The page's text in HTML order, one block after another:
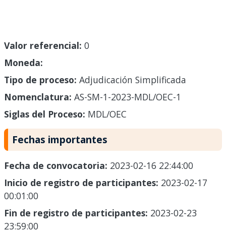
Valor referencial: 0
Moneda:
Tipo de proceso: Adjudicación Simplificada
Nomenclatura: AS-SM-1-2023-MDL/OEC-1
Siglas del Proceso: MDL/OEC
Fechas importantes
Fecha de convocatoria: 2023-02-16 22:44:00
Inicio de registro de participantes: 2023-02-17
00:01:00
Fin de registro de participantes: 2023-02-23
23:59:00